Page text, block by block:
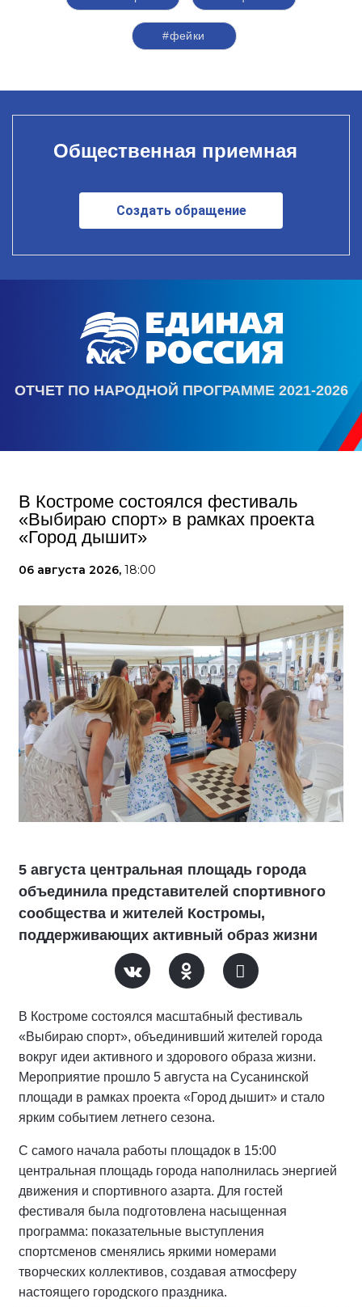
#фейки
Общественная приемная
Создать обращение
ОТЧЕТ ПО НАРОДНОЙ ПРОГРАММЕ 2021-2026
В Костроме состоялся фестиваль
«Выбираю спорт» в рамках проекта
«Город дышит»
06 августа 2026, 18:00
5 августа центральная площадь города
объединила представителей спортивного
сообщества и жителей Костромы,
поддерживающих активный образ жизни
В Костроме состоялся масштабный фестиваль
«Выбираю спорт», объединивший жителей города
вокруг идеи активного и здорового образа жизни.
Мероприятие прошло 5 августа на Сусанинской
площади в рамках проекта «Город дышит» и стало
ярким событием летнего сезона.
С самого начала работы площадок в 15:00
центральная площадь города наполнилась энергией
движения и спортивного азарта. Для гостей
фестиваля была подготовлена насыщенная
программа: показательные выступления
спортсменов сменялись яркими номерами
творческих коллективов, создавая атмосферу
настоящего городского праздника.